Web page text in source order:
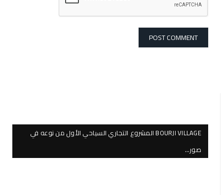
BOURJI VILLAGE المشروع التجاري السياحي الأول من نوعه في
صور…